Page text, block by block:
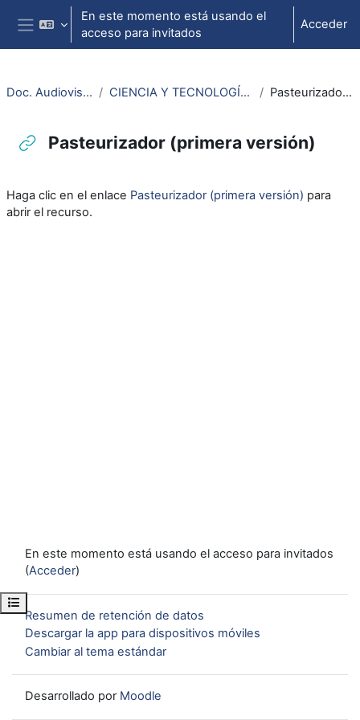
Salta al contenido principal
Panel lateral
En este momento está usando el
acceso para invitados
Acceder
Abrir índice del curso
Doc. Audiovisuales Veterinaria CIENCIA Y TECNOLOGÍA DE LOS ALIMENTOS (CTA) Pasteurizador (primera versión)
Pasteurizador (primera versión)
Haga clic en el enlace Pasteurizador (primera versión) para
abrir el recurso.
En este momento está usando el acceso para invitados
(Acceder)
Resumen de retención de datos
Descargar la app para dispositivos móviles
Cambiar al tema estándar
Desarrollado por Moodle